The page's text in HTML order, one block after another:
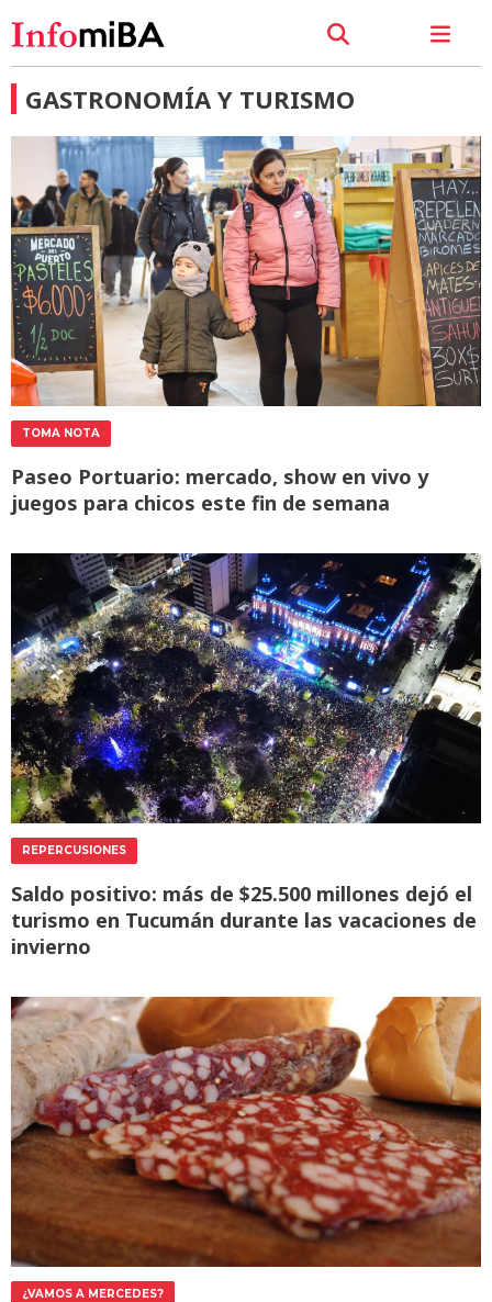
GASTRONOMÍA Y TURISMO
TOMA NOTA
Paseo Portuario: mercado, show en vivo y
juegos para chicos este fin de semana
REPERCUSIONES
Saldo positivo: más de $25.500 millones dejó el
turismo en Tucumán durante las vacaciones de
invierno
¿VAMOS A MERCEDES?